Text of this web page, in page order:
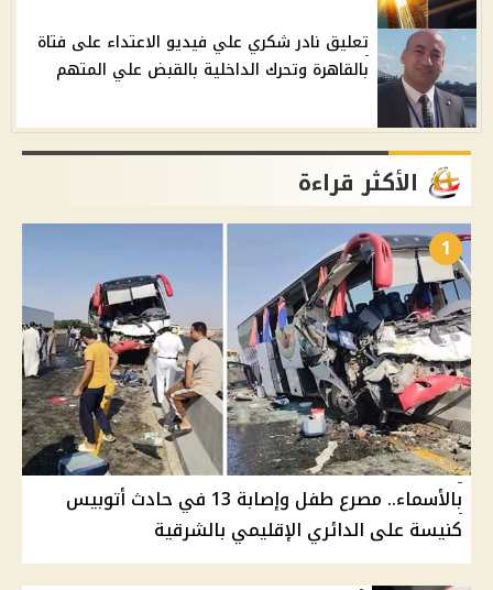
تعليق نادر شكري علي فيديو الاعتداء على فتاة
بالقاهرة وتحرك الداخلية بالقبض علي المتهم
الأكثر قراءة
1
بالأسماء.. مصرع طفل وإصابة 13 في حادث أتوبيس
كنيسة على الدائري الإقليمي بالشرقية